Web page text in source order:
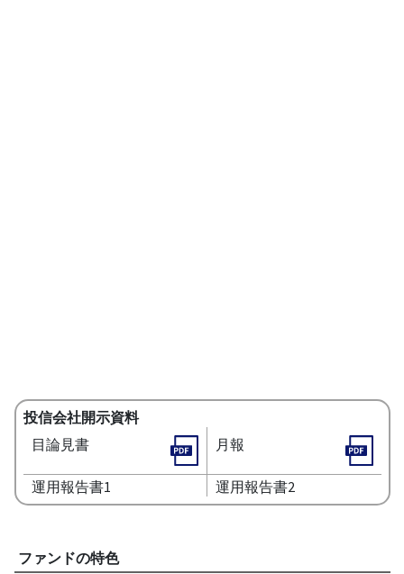
投信会社開示資料
目論見書
月報
運用報告書1 運用報告書2
ファンドの特色